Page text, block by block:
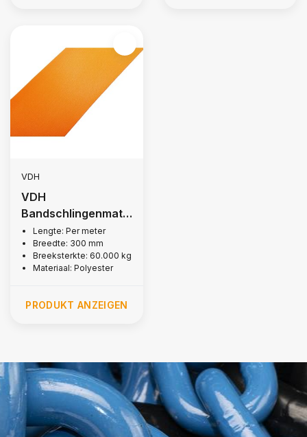
VDH
VDH
Bandschlingenmate
rial 300mm, 60.000
kg
Lengte: Per meter
Breedte: 300 mm
Breeksterkte: 60.000 kg
Materiaal: Polyester
PRODUKT ANZEIGEN